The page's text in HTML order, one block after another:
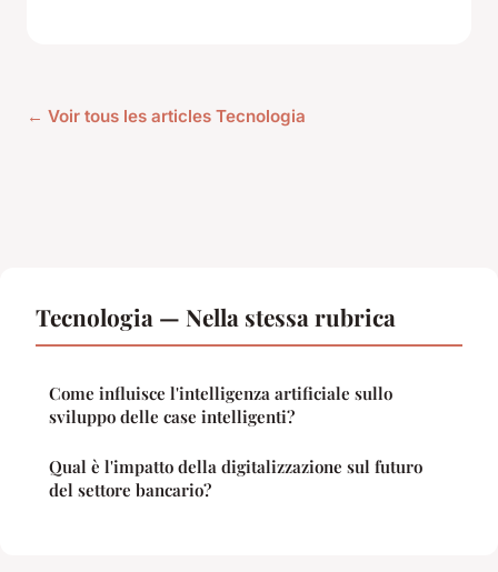
← Voir tous les articles Tecnologia
Tecnologia — Nella stessa rubrica
Come influisce l'intelligenza artificiale sullo
sviluppo delle case intelligenti?
Qual è l'impatto della digitalizzazione sul futuro
del settore bancario?